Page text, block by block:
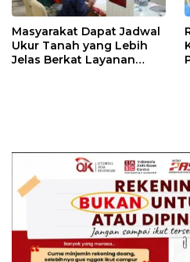
Masyarakat Dapat Jadwal
Ukur Tanah yang Lebih
Jelas Berkat Layanan